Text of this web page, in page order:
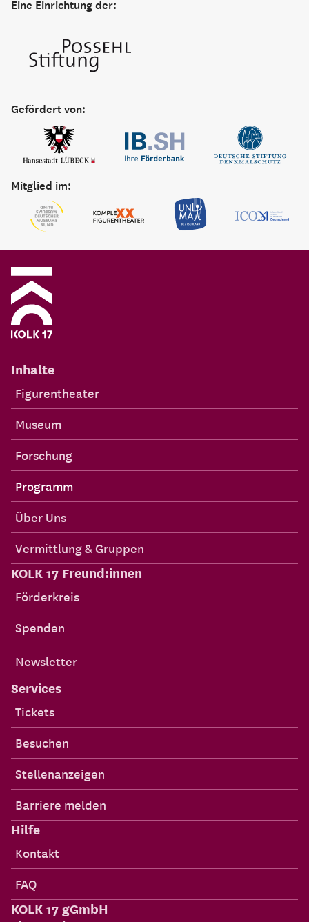
Eine Einrichtung der:
Gefördert von:
Mitglied im:
Inhalte
Figurentheater
Museum
Forschung
Programm
Über Uns
Vermittlung & Gruppen
KOLK 17 Freund:innen
Förderkreis
Spenden
Newsletter
Services
Tickets
Besuchen
Stellenanzeigen
Barriere melden
Hilfe
Kontakt
FAQ
KOLK 17 gGmbH